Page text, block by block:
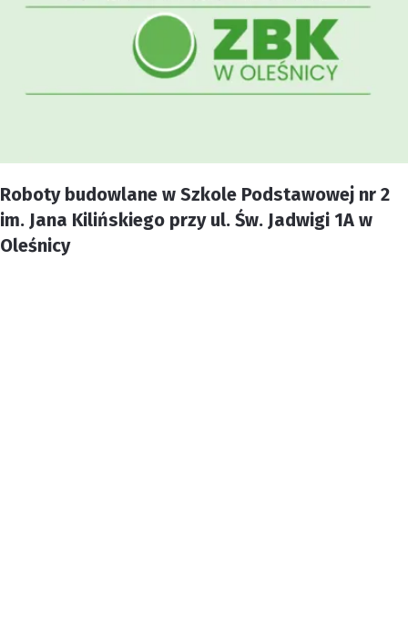
Roboty budowlane w Szkole Podstawowej nr 2
im. Jana Kilińskiego przy ul. Św. Jadwigi 1A w
Oleśnicy